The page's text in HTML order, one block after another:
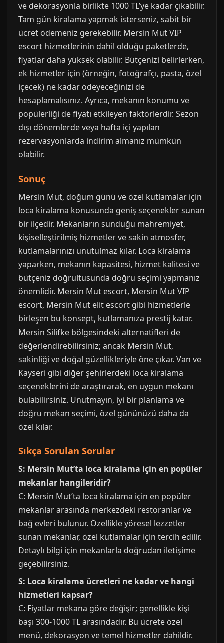
ve dekorasyonla birlikte 1000 TL’ye kadar çıkabilir.
Tam gün kiralama yapmak isterseniz, sabit bir
ücret ödemeniz gerekebilir. Mersin Mut VIP
escort hizmetlerinin dahil olduğu paketlerde,
fiyatlar daha yüksek olabilir. Bütçenizi belirlerken,
ek hizmetler için (örneğin, fotoğrafçı, pasta, özel
içecek) ne kadar ödeyeceğinizi de
hesaplamalısınız. Ayrıca, mekanın konumu ve
popülerliği de fiyatı etkileyen faktörlerdir. Sezon
dışı dönemlerde veya hafta içi yapılan
rezervasyonlarda indirim almanız mümkün
olabilir.
Sonuç
Mersin Mut, doğum günü ve özel kutlamalar için
loca kiralama konusunda geniş seçenekler sunan
bir ilçedir. Mekanların sunduğu mahremiyet,
kişiselleştirilmiş hizmetler ve sakin atmosfer,
kutlamalarınızı unutulmaz kılar. Loca kiralama
yaparken, mekanın kapasitesi, hizmet kalitesi ve
bütçeniz doğrultusunda doğru seçimi yapmanız
önemlidir. Mersin Mut escort, Mersin Mut VIP
escort, Mersin Mut elit escort gibi hizmetlerle
birleşen bu konsept, kutlamanıza prestij katar.
Mersin Silifke bölgesindeki alternatifleri de
değerlendirebilirsiniz; ancak Mersin Mut,
sakinliği ve doğal güzellikleriyle öne çıkar. Van ve
Kayseri gibi diğer şehirlerdeki loca kiralama
seçeneklerini de araştırarak, en uygun mekanı
bulabilirsiniz. Unutmayın, iyi bir planlama ve
doğru mekan seçimi, özel gününüzü daha da
özel kılar.
Sıkça Sorulan Sorular
S: Mersin Mut’ta loca kiralama için en popüler
mekanlar hangileridir?
C: Mersin Mut’ta loca kiralama için en popüler
mekanlar arasında merkezdeki restoranlar ve
bağ evleri bulunur. Özellikle yöresel lezzetler
sunan mekanlar, özel kutlamalar için tercih edilir.
Detaylı bilgi için mekanlarla doğrudan iletişime
geçebilirsiniz.
S: Loca kiralama ücretleri ne kadar ve hangi
hizmetleri kapsar?
C: Fiyatlar mekana göre değişir; genellikle kişi
başı 300-1000 TL arasındadır. Bu ücrete özel
menü, dekorasyon ve temel hizmetler dahildir.